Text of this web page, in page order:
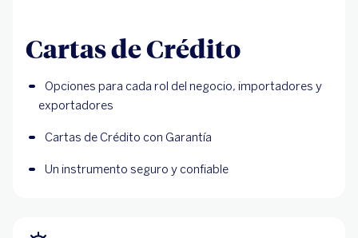
Cartas de Crédito
Opciones para cada rol del negocio, importadores y
exportadores
Cartas de Crédito con Garantía
Un instrumento seguro y confiable